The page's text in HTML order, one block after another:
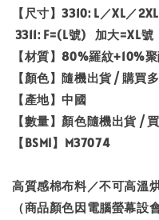
【尺寸】3310: L／XL／2XL
3311: F=(L號) 加大=XL號
【材質】80%羅紋+10%
【顏色】隨機出貨 / 購買
【產地】中國
【數量】顏色隨機出貨 /
【BSMI】M37074
高質感棉布料／不可高溫
（商品顏色因電腦螢幕設